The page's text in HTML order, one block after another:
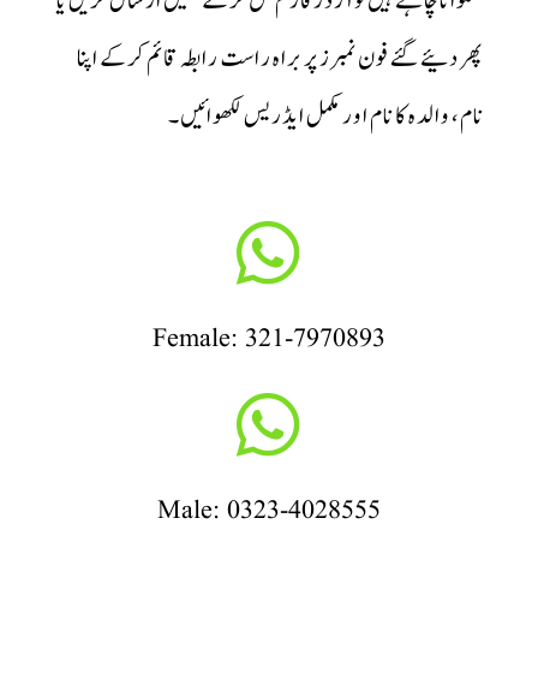
پھر دئیے گئے فون نمبرز پر براہ راست رابطہ قائم کرکے اپنا
نام، والدہ کا نام اور مکمل ایڈریس لکھوائیں۔

Female: 321-7970893

Male: 0323-4028555